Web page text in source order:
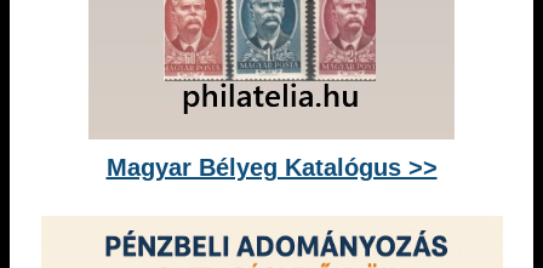
Magyar Bélyeg Katalógus >>